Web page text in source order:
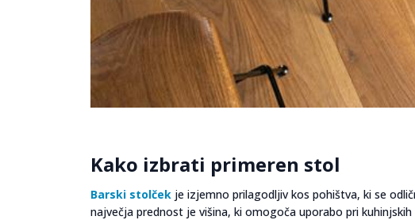
Kako izbrati primeren stol
Barski stolček je izjemno prilagodljiv kos pohištva, ki se
največja prednost je višina, ki omogoča uporabo pri